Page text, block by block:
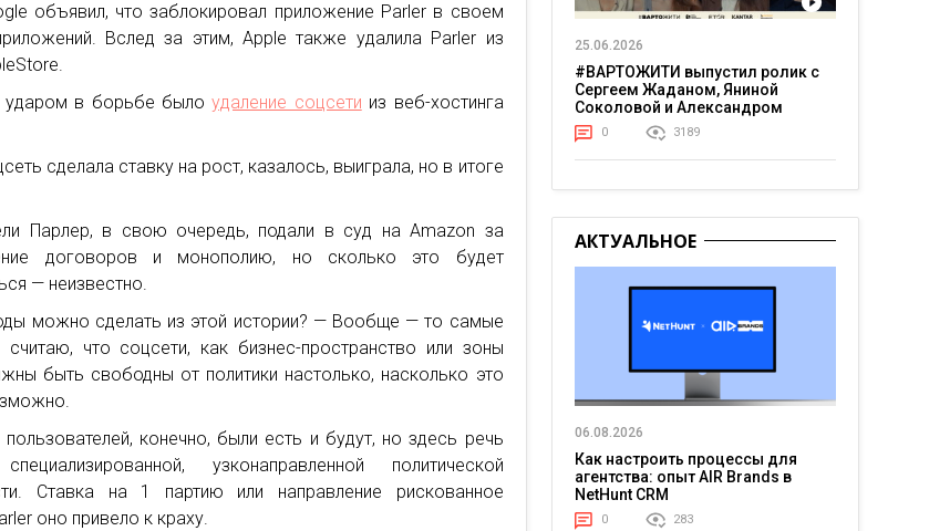
объявил, что заблокировал приложение Parler в своем
Вслед за этим, Apple также удалила Parler из
ударом в борьбе былоудаление соцсети из веб-хостинга
сделала ставку на рост, казалось, выиграла, но в итоге
Парлер, в свою очередь, подали в суд на Amazon за
договоров и монополию, но сколько это будет
— неизвестно.
можно сделать из этой истории? — Вообще — то самые
что соцсети, как бизнес-пространство или зоны
быть свободны от политики настолько, насколько это
конечно, были есть и будут, но здесь речь
узконаправленной политической
Ставка на 1 партию или направление рискованное
оно привело к краху.
25.06.2026
#ВАРТОЖИТИ выпустил ролик с
Сергеем Жаданом, Яниной
Соколовой и Александром
Тереном о жизни в постоянном
напряжении
0 3189
АКТУАЛЬНОЕ
06.08.2026
Как настроить процессы для
агентства: опыт AIR Brands в
NetHunt CRM
0 283